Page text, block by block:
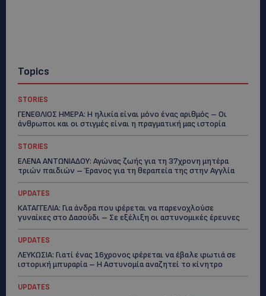
Topics
STORIES
ΓΕΝΕΘΛΙΟΣ ΗΜΕΡΑ: Η ηλικία είναι μόνο ένας αριθμός – Οι
άνθρωποι και οι στιγμές είναι η πραγματική μας ιστορία
STORIES
ΕΛΕΝΑ ΑΝΤΩΝΙΑΔΟΥ: Αγώνας ζωής για τη 37χρονη μητέρα
τριών παιδιών – Έρανος για τη θεραπεία της στην Αγγλία
UPDATES
ΚΑΤΑΓΓΕΛΙΑ: Για άνδρα που φέρεται να παρενοχλούσε
γυναίκες στο Δασούδι – Σε εξέλιξη οι αστυνομικές έρευνες
UPDATES
ΛΕΥΚΩΣΙΑ: Γιατί ένας 16χρονος φέρεται να έβαλε φωτιά σε
ιστορική μπυραρία – Η Αστυνομία αναζητεί το κίνητρο
UPDATES